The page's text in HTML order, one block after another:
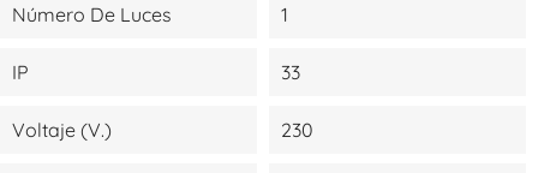
Número De Luces 1
IP 33
Voltaje (V.) 230